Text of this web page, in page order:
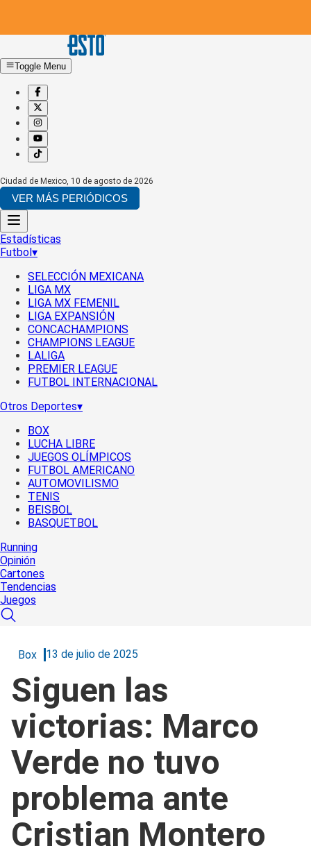
Toggle Menu
Ciudad de Mexico, 10 de agosto de 2026
VER MÁS PERIÓDICOS
Estadísticas
Futbol▾
SELECCIÓN MEXICANA
LIGA MX
LIGA MX FEMENIL
LIGA EXPANSIÓN
CONCACHAMPIONS
CHAMPIONS LEAGUE
LALIGA
PREMIER LEAGUE
FUTBOL INTERNACIONAL
Otros Deportes▾
BOX
LUCHA LIBRE
JUEGOS OLÍMPICOS
FUTBOL AMERICANO
AUTOMOVILISMO
TENIS
BEISBOL
BASQUETBOL
Running
Opinión
Cartones
Tendencias
Juegos
Box 13 de julio de 2025
Siguen las
victorias: Marco
Verde no tuvo
problema ante
Cristian Montero